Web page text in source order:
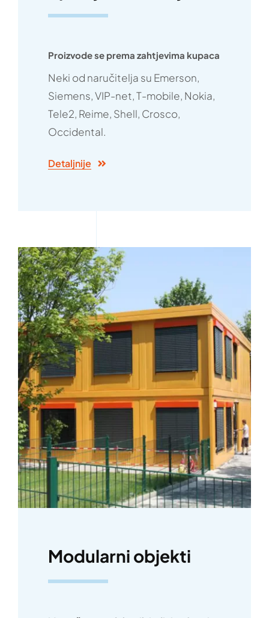
Proizvode se prema zahtjevima kupaca
Neki od naručitelja su Emerson,
Siemens, VIP-net, T-mobile, Nokia,
Tele2, Reime, Shell, Crosco,
Occidental.
Detaljnije
Modularni objekti